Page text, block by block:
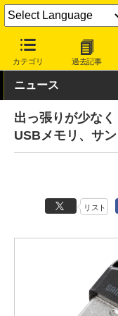
カテゴリ 過去記事
INTERNET Watch ハー
ニュース
出っ張りが少な
USBメモリ、サ
リスト